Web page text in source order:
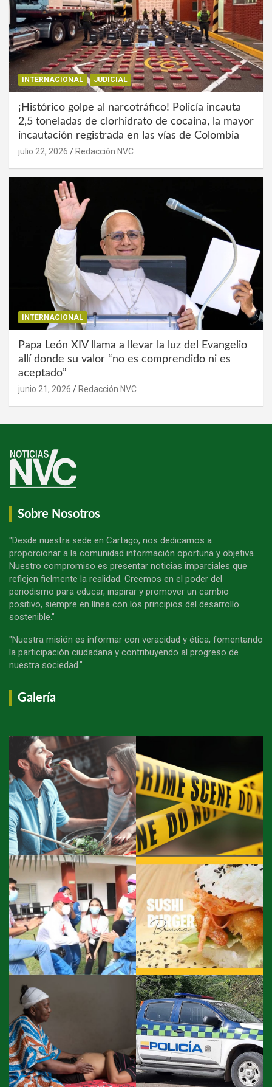
INTERNACIONAL JUDICIAL
¡Histórico golpe al narcotráfico! Policía incauta
2,5 toneladas de clorhidrato de cocaína, la mayor
incautación registrada en las vías de Colombia
julio 22, 2026 Redacción NVC
INTERNACIONAL
Papa León XIV llama a llevar la luz del Evangelio
allí donde su valor “no es comprendido ni es
aceptado”
junio 21, 2026 Redacción NVC
Sobre Nosotros
"Desde nuestra sede en Cartago, nos dedicamos a
proporcionar a la comunidad información oportuna y objetiva.
Nuestro compromiso es presentar noticias imparciales que
reflejen fielmente la realidad. Creemos en el poder del
periodismo para educar, inspirar y promover un cambio
positivo, siempre en línea con los principios del desarrollo
sostenible."
"Nuestra misión es informar con veracidad y ética, fomentando
la participación ciudadana y contribuyendo al progreso de
nuestra sociedad."
Galería